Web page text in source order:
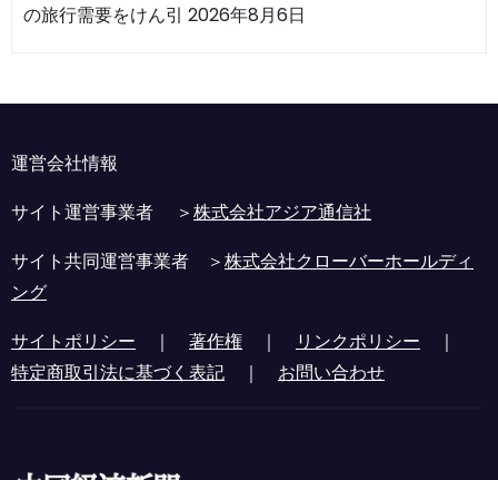
の旅行需要をけん引 2026年8月6日
運営会社情報
サイト運営事業者 ＞株式会社アジア通信社
サイト共同運営事業者 ＞株式会社クローバーホールディ
ング
サイトポリシー ｜ 著作権 ｜ リンクポリシー ｜
特定商取引法に基づく表記 ｜ お問い合わせ